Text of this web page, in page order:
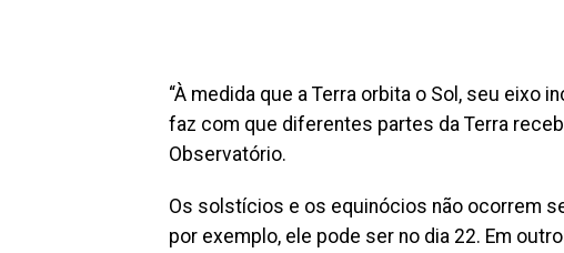
“À medida que a Terra orbita o Sol, seu eixo
faz com que diferentes partes da Terra
Observatório.
Os solstícios e os equinócios não ocorrem
por exemplo, ele pode ser no dia 22. Em